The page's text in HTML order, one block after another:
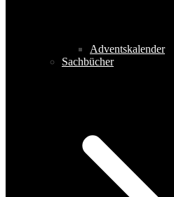
Adventskalender
Sachbücher